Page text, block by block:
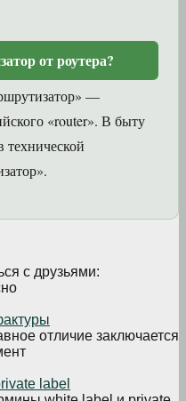
от роутера?
—
«router». В быту
технической
с друзьями:
отличие заключается
label